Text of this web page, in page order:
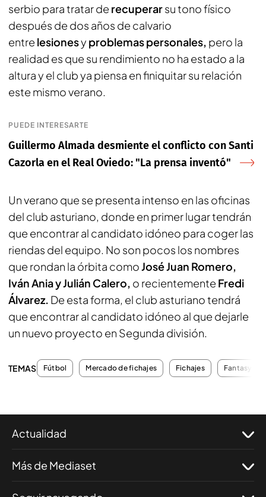
serbio para tratar de recuperarsu tono físico
después de dos años de calvario
entre lesionesy problemas personales, pero la
realidad es que su rendimiento no ha estado a la
altura y el club ya piensa en finiquitar su relación
este mismo verano.
PUEDE INTERESARTE
Guillermo Almada desmiente el conflicto con Santi
Cazorla en el Real Oviedo: "La prensa inventó"
Un verano que se presenta intenso en las oficinas
del club asturiano, donde en primer lugar tendrán
que encontrar al candidato idóneo para coger las
riendas del equipo. No son pocos los nombres
que rondan la órbita comoJosé Juan Romero,
Iván Ania y Julián Calero, o recientemente Fredi
Álvarez. De esta forma, el club asturiano tendrá
que encontrar al candidato idóneo al que dejarle
un nuevo proyecto en Segunda división.
TEMAS Fútbol Mercado de fichajes Fichajes Fantasy
Actualidad
Más de Mediaset